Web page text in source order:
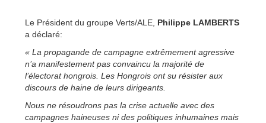
Le Président du groupe Verts/ALE, Philippe LAMBERTS
a déclaré:
« La propagande de campagne extrêmement agressive
n’a manifestement pas convaincu la majorité de
l’électorat hongrois. Les Hongrois ont su résister aux
discours de haine de leurs dirigeants.
Nous ne résoudrons pas la crise actuelle avec des
campagnes haineuses ni des politiques inhumaines mais